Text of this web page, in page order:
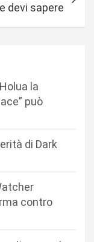
devi sapere
la
può
di Dark
contro